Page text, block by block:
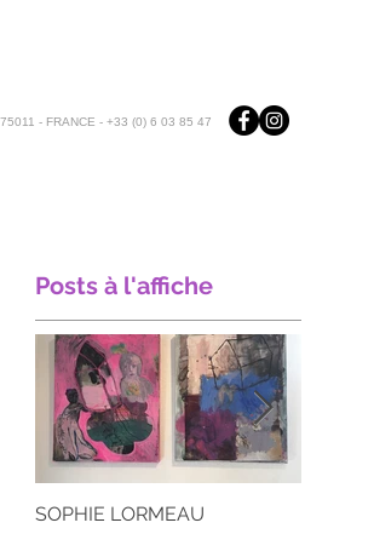
- FRANCE - +33 (0) 6 03 85 47
Posts à l'affiche
SOPHIE LORMEAU